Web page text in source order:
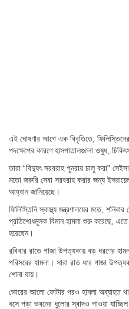
এই ঘোষণার আগে এক বিবৃতিতে, ফিলিস্তিনের
পদক্ষেপের কারণে হাসপাতালগুলো ওষুধ,
তারা “বিদ্যুৎ সরবরাহ পুনরায় চালু করা”
মতো জরুরি সেবা সরবরাহ করার জন্য
আহ্বান জানিয়েছে।
ফিলিস্তিনি স্বাস্থ্য মন্ত্রণালয়ের মতে,
প্রতিশোধমূলক বিমান হামলা শুরু করেছে,
হয়েছেন।
রবিবার রাতে গাজা উপত্যকায় বড় ধরণের
পরিসরের হামলা। সারা রাত ধরে গাজা
শোনা যায়।
ভোরের আলো ফোটার পরও হামলা অব্যাহত
ধসে পড়া ভবনের ধুলোর স্বাদও পাওয়া